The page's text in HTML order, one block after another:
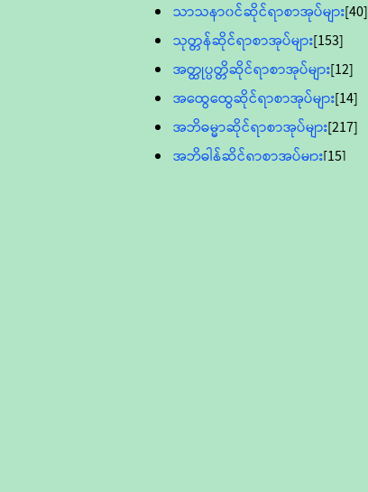
သာသနာ၀င်ဆိုင်ရာစာအုပ်များ[40]
သုတ္တန်ဆိုင်ရာစာအုပ်များ[153]
အတ္ထုပ္ပတ္တိဆိုင်ရာစာအုပ်များ[12]
အထွေထွေဆိုင်ရာစာအုပ်များ[14]
အဘိဓမ္မာဆိုင်ရာစာအုပ်များ[217]
အဘိဓါန်ဆိုင်ရာစာအုပ်များ[15]